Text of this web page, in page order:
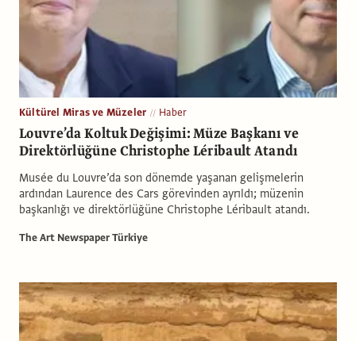
Kültürel Miras ve Müzeler Haber
Louvre’da Koltuk Değişimi: Müze Başkanı ve
Direktörlüğüne Christophe Léribault Atandı
Musée du Louvre’da son dönemde yaşanan gelişmelerin
ardından Laurence des Cars görevinden ayrıldı; müzenin
başkanlığı ve direktörlüğüne Christophe Léribault atandı.
The Art Newspaper Türkiye